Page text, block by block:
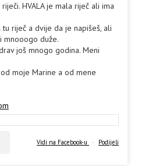
HVALA je mala riječ ali ima
riječ a dvije da je napišeš, ali
mnooogo duže.
još mnogo godina. Meni
moje Marine a od mene
Vidi na Facebook-u · Podijeli